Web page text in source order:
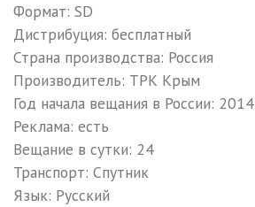
Формат: SD
Дистрибуция: бесплатный
Страна производства: Россия
Производитель: ТРК Крым
Год начала вещания в России: 2014
Реклама: есть
Вещание в сутки: 24
Транспорт: Спутник
Язык: Русский